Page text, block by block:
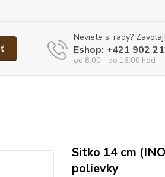
Neviete si rady?
Eshop: +421 902
od 8:00 - do 16:00 hod
Sitko 14 cm
polievky